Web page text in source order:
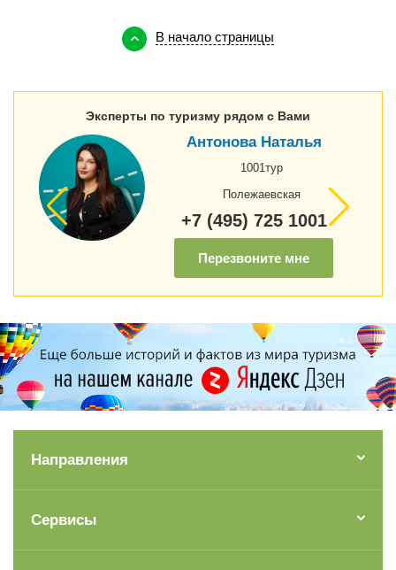
В начало страницы
Эксперты по туризму рядом с Вами
Антонова Наталья
1001тур
Полежаевская
+7 (495) 725 1001
Перезвоните мне
Направления
Сервисы